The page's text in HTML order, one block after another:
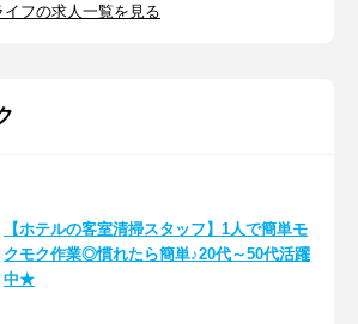
フの求人一覧を見る
【ホテルの客室清掃スタッフ】1人で簡単モ
クモク作業◎慣れたら簡単♪20代～50代活躍
中★